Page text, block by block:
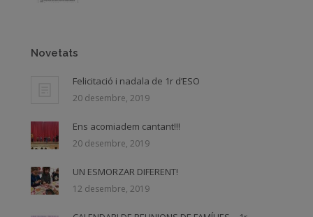
Novetats
Felicitació i nadala de 1r d’ESO
20 desembre, 2019
Ens acomiadem cantant!!!
20 desembre, 2019
UN ESMORZAR DIFERENT!
12 desembre, 2019